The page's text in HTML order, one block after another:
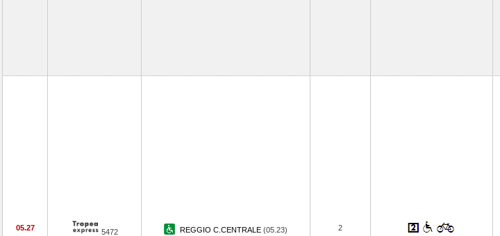
05.27 5472 REGGIO C.CENTRALE (05.23) 2